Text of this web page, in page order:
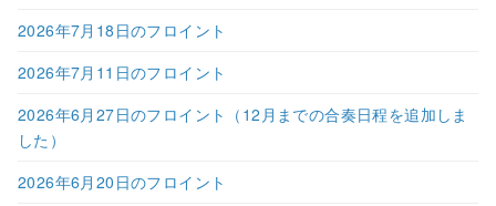
2026年7月18日のフロイント
2026年7月11日のフロイント
2026年6月27日のフロイント（12月までの合奏日程を追加しま
した）
2026年6月20日のフロイント